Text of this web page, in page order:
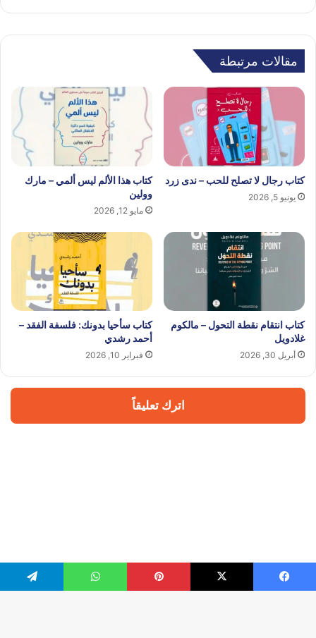
مقالات مرتبطة
كتاب رجال لا تصلح للحب – ندى زرد
يونيو 5, 2026
كتاب هذا الألم ليس ألمي – مارك
وولين
مايو 12, 2026
كتاب انتقام نقطة التحول – مالكوم
غلادويل
أبريل 30, 2026
كتاب سأحيا بدونك: فلسفة الفقد –
أحمد رشدي
فبراير 10, 2026
اترك تعليقاً
فيسبوك ‫X بينتيريست واتساب تيلقرام